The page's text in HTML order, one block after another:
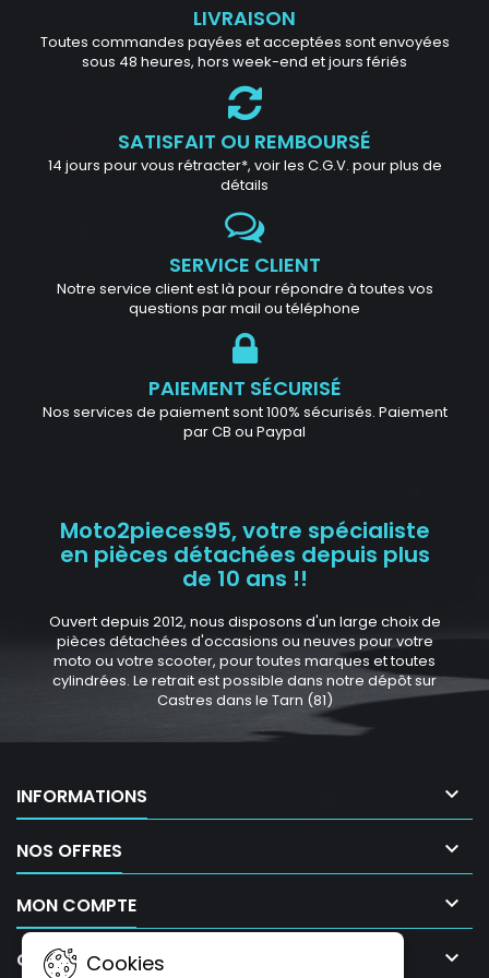
LIVRAISON
Toutes commandes payées et acceptées sont envoyées
sous 48 heures, hors week-end et jours fériés
SATISFAIT OU REMBOURSÉ
14 jours pour vous rétracter*, voir les C.G.V. pour plus de
détails
SERVICE CLIENT
Notre service client est là pour répondre à toutes vos
questions par mail ou téléphone
PAIEMENT SÉCURISÉ
Nos services de paiement sont 100% sécurisés. Paiement
par CB ou Paypal
Moto2pieces95, votre spécialiste
en pièces détachées depuis plus
de 10 ans !!
Ouvert depuis 2012, nous disposons d'un large choix de
pièces détachées d'occasions ou neuves pour votre
moto ou votre scooter, pour toutes marques et toutes
cylindrées. Le retrait est possible dans notre dépôt sur
Castres dans le Tarn (81)
INFORMATIONS 
NOS OFFRES 
MON COMPTE 
CONTACT 
Cookies